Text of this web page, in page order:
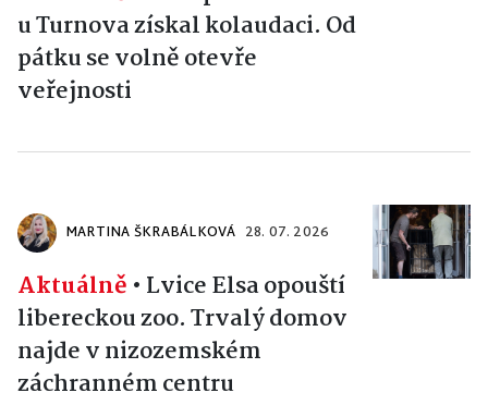
u Turnova získal kolaudaci. Od
pátku se volně otevře
veřejnosti
MARTINA ŠKRABÁLKOVÁ 28. 07. 2026
Aktuálně • Lvice Elsa opouští
libereckou zoo. Trvalý domov
najde v nizozemském
záchranném centru